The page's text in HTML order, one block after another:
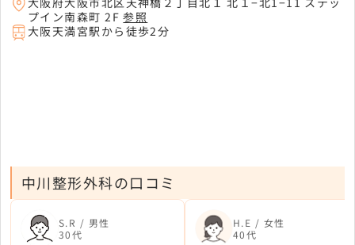
プイン南森町 2F参照
大阪天満宮駅から徒歩2分
中川整形外科の口コミ
S.R / 男性
30代
H.E / 女性
40代